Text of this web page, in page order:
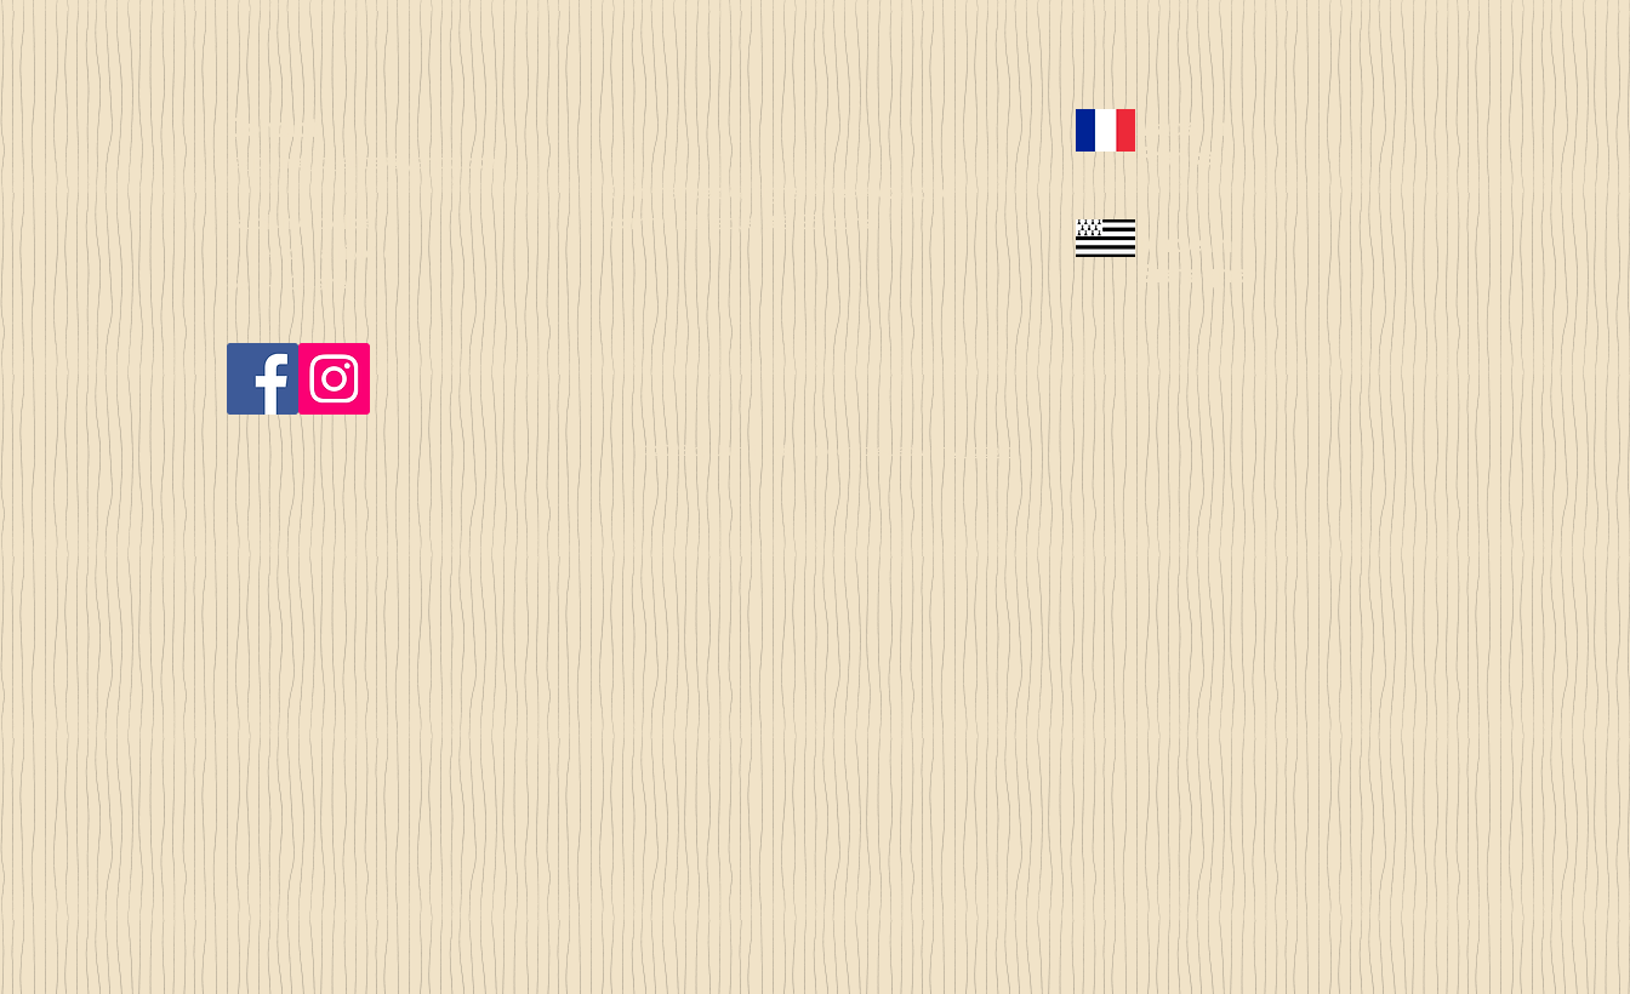
Contact
la_plume_d_alice@yahoo.com
La plume d'Alice
2, lieu dit la rivière
35140 Gosné
Commandez en ligne et recevez votre
commande sous 3 à 25 jours
Made in
France
Made in
Bretagne
© 2023 by Just 4 Kids. Proudly created with Wix.com